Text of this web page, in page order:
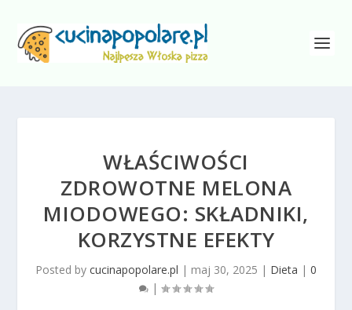
WŁAŚCIWOŚCI
ZDROWOTNE MELONA
MIODOWEGO: SKŁADNIKI,
KORZYSTNE EFEKTY
Posted by cucinapopolare.pl | maj 30, 2025 | Dieta | 0
|